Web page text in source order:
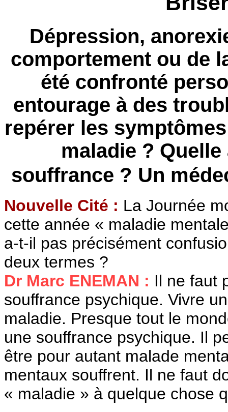
Dépression,
comportement ou de
été confronté
entourage à des
repérer les
maladie ?
souffrance ? Un
Nouvelle Cité : La Journée
cette année « maladie
a-t-il pas précisément
deux termes ?
Dr Marc ENEMAN : Il ne faut
souffrance psychique. Vivre
maladie. Presque tout le
une souffrance psychique. Il
être pour autant malade
mentaux souffrent. Il ne faut
« maladie » à quelque chose